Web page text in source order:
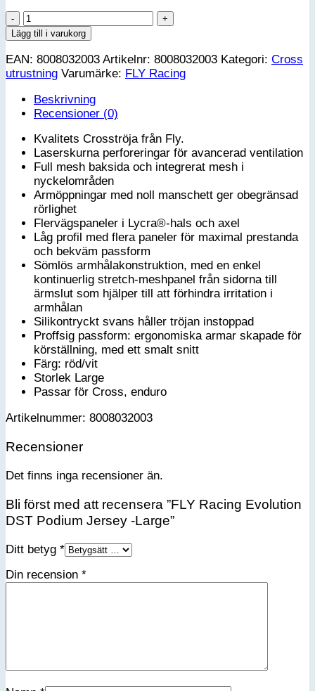
FLY
Racing
DST
Podium
-
Large
Lägg till i varukorg
EAN: 8008032003 Artikelnr: 8008032003 Kategori: Cross
utrustning Varumärke: FLY Racing
Beskrivning
Recensioner (0)
Kvalitets Crosströja från Fly.
Laserskurna perforeringar för avancerad ventilation
Full mesh baksida och integrerat mesh i
nyckelområden
Armöppningar med noll manschett ger obegränsad
rörlighet
Flervägspaneler i Lycra®-hals och axel
Låg profil med flera paneler för maximal prestanda
och bekväm passform
Sömlös armhålakonstruktion, med en enkel
kontinuerlig stretch-meshpanel från sidorna till
ärmslut som hjälper till att förhindra irritation i
armhålan
Silikontryckt svans håller tröjan instoppad
Proffsig passform: ergonomiska armar skapade för
körställning, med ett smalt snitt
Färg: röd/vit
Storlek Large
Passar för Cross, enduro
Artikelnummer: 8008032003
Recensioner
Det finns inga recensioner än.
Bli först med att recensera ”FLY Racing Evolution
DST Podium Jersey -Large”
Ditt betyg *
Din recension *